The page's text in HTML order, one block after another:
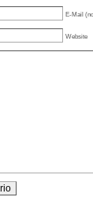
E-Mail
Website